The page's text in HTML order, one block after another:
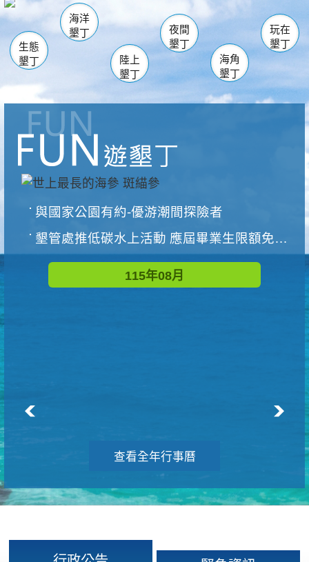
南仁湖
海生館
恆春 佳樂水
龍鑾潭自然中心 森林遊樂區
瓊麻館
關山 墾管處遊客中心
社頂公園 風吹沙
船帆石
白砂 龍磐公園
香蕉灣
砂島
鵝鑾鼻
生態
墾丁
海洋
墾丁
陸上
墾丁
夜間
墾丁
海角
墾丁
玩在
墾丁
與國家公園有約-優游潮間探險者
墾管處推低碳水上活動 應屆畢業生限額免費參加
115年08月
查看全年行事曆